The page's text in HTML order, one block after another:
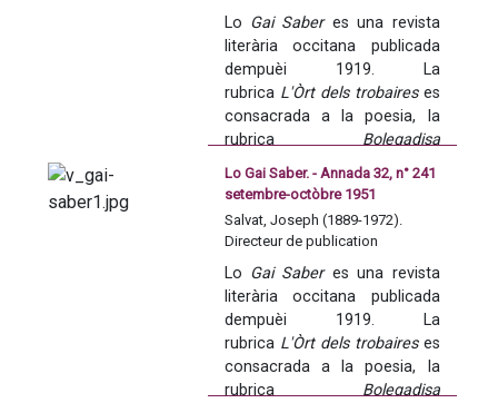
publicacions del domeni
occitan e dels resultats del
concors annadièr de poesia
occitana de l'Acadèmia dels
Jòcs florals.
Lo Gai Saber es una revista
literària occitana publicada
dempuèi 1919. La
rubrica L'Òrt dels trobaires es
consacrada a la poesia, la
rubrica Bolegadisa
occitana balha
d'informacions sus
l'actualitat de l'accion
occitana. La revista se fa
publicacions del domeni
occitan e dels resultats del
concors annadièr de poesia
occitana de l'Acadèmia dels
Jòcs florals.
Lo Gai Saber. - Annada 32, n° 241
setembre-octòbre 1951
Salvat, Joseph (1889-1972).
Directeur de publication
Lo Gai Saber es una revista
literària occitana publicada
dempuèi 1919. La
rubrica L'Òrt dels trobaires es
consacrada a la poesia, la
rubrica Bolegadisa